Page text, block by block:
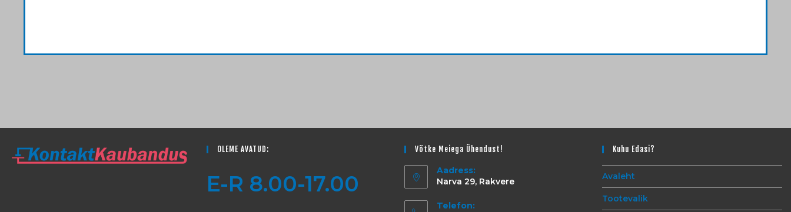
OLEME AVATUD:
E-R 8.00-17.00
Võtke Meiega Ühendust!
Aadress:
Narva 29, Rakvere
Telefon:
Kuhu Edasi?
Avaleht
Tootevalik